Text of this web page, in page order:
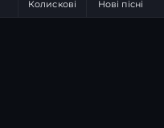
Колискові Нові пісні